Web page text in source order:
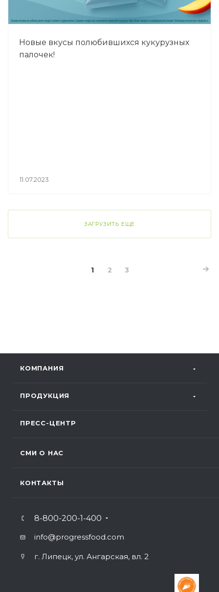
Новые вкусы полюбившихся кукурузных
палочек!
11.07.2023
ЗАГРУЗИТЬ ЕЩЕ
1 2 3
КОМПАНИЯ
ПРОДУКЦИЯ
ПРЕСС-ЦЕНТР
СМИ О НАС
КОНТАКТЫ
8-800-200-1-400
info@progressfood.com
г. Липецк, ул. Ангарская, вл. 2